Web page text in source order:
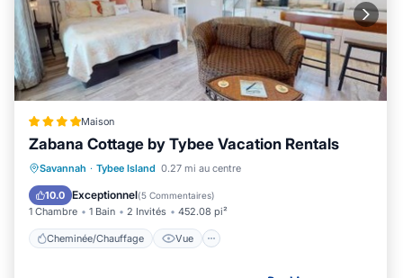
Maison
Zabana Cottage by Tybee Vacation Rentals
Savannah · Tybee Island 0.27 mi au centre
10.0 Exceptionnel(5 Commentaires)
1 Chambre 1 Bain 2 Invités 452.08 pi²
Cheminée/Chauffage Vue
Cheminée/Chauffage Vue
Climatisation